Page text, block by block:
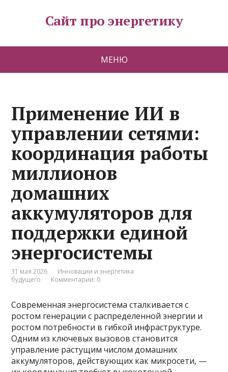
Сайт про энергетику
МЕНЮ
Применение ИИ в
управлении сетями:
координация работы
миллионов
домашних
аккумуляторов для
поддержки единой
энергосистемы
31 мая 2026
Инновации и энергетика
будущего
Комментарии: 0
Современная энергосистема сталкивается с
ростом генерации с распределенной энергии и
ростом потребности в гибкой инфраструктуре.
Одним из ключевых вызовов становится
управление растущим числом домашних
аккумуляторов, действующих как микросети, —